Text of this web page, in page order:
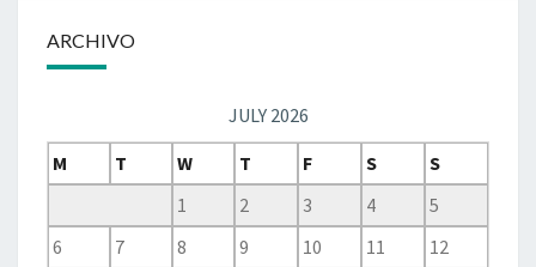
ARCHIVO
JULY 2026
M
T W T F S
S
1
2 3 4
5
6
7 8 9 10 11
12